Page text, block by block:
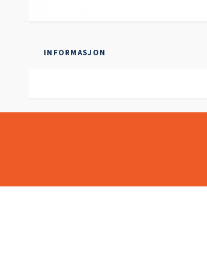
INFORMASJON